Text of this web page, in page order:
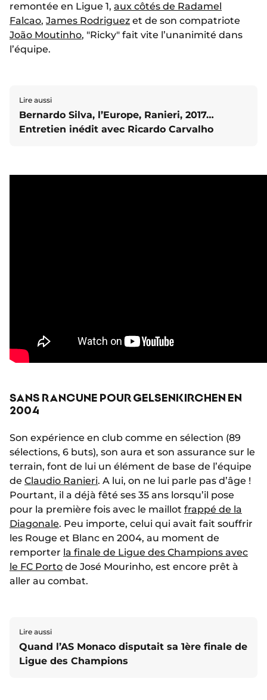
remontée en Ligue 1, aux côtés de Radamel
Falcao, James Rodriguez et de son compatriote
João Moutinho, "Ricky" fait vite l’unanimité dans
l’équipe.
Lire aussi
Bernardo Silva, l’Europe, Ranieri, 2017…
Entretien inédit avec Ricardo Carvalho
SANS RANCUNE POUR GELSENKIRCHEN EN
2004
Son expérience en club comme en sélection (89
sélections, 6 buts), son aura et son assurance sur le
terrain, font de lui un élément de base de l’équipe
de Claudio Ranieri. A lui, on ne lui parle pas d’âge !
Pourtant, il a déjà fêté ses 35 ans lorsqu’il pose
pour la première fois avec le maillot frappé de la
Diagonale. Peu importe, celui qui avait fait souffrir
les Rouge et Blanc en 2004, au moment de
remporter la finale de Ligue des Champions avec
le FC Porto de José Mourinho, est encore prêt à
aller au combat.
Lire aussi
Quand l’AS Monaco disputait sa 1ère finale de
Ligue des Champions